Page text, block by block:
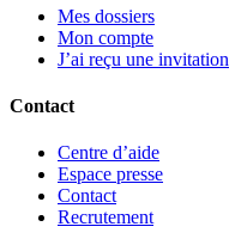
Mes dossiers
Mon compte
J’ai reçu une invitation
Contact
Centre d’aide
Espace presse
Contact
Recrutement